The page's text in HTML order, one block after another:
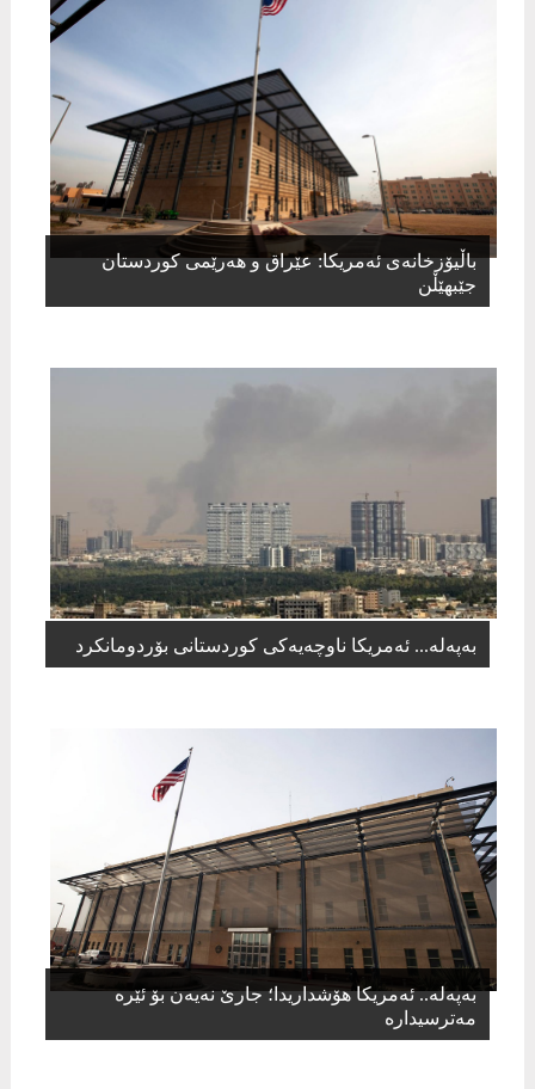
باڵیۆزخانەی ئەمریکا: عێراق و هەرێمی کوردستان
جێبهێڵن
بەپەلە... ئەمریكا ناوچەیەكی كوردستانی بۆردومانكرد
بەپەلە.. ئەمریکا هۆشداریدا؛ جارێ نەیەن بۆ ئێرە
مەترسیدارە